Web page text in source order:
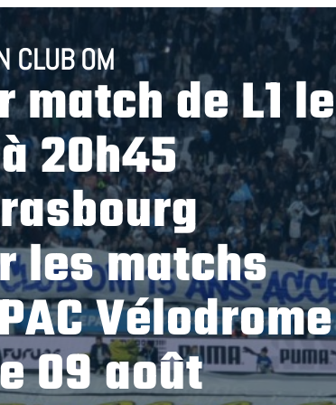
CLUB OM
match de L1 le
20h45
les matchs
Vélodrome
09 août